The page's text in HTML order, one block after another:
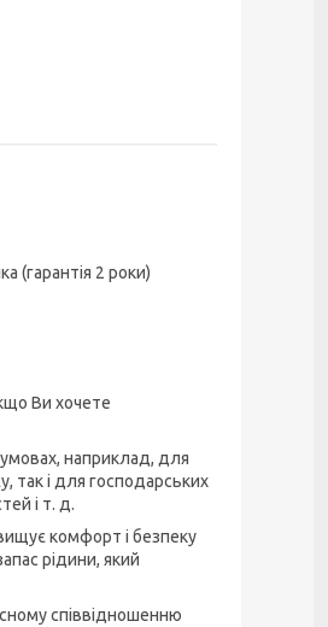
(гарантія 2 роки)
Ви хочете
наприклад, для
так і для господарських
і т. д.
комфорт і безпеку
рідини, який
співвідношенню